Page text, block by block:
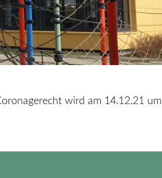
wird am 14.12.21 um